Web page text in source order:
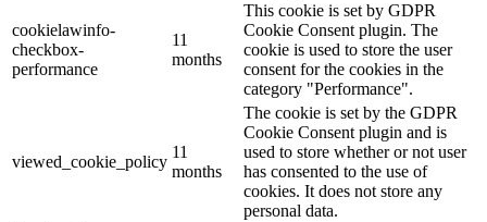
cookielawinfo-
checkbox-
performance
11
months
This cookie is set by GDPR
Cookie Consent plugin. The
cookie is used to store the user
consent for the cookies in the
category "Performance".
viewed_cookie_policy
11
months
The cookie is set by the GDPR
Cookie Consent plugin and is
used to store whether or not user
has consented to the use of
cookies. It does not store any
personal data.